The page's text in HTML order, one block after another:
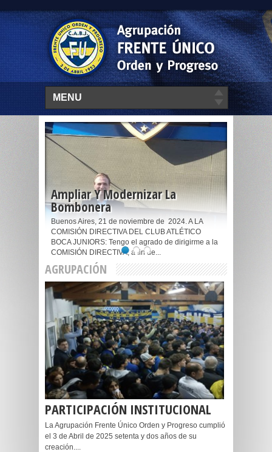
MENU
Ampliar Y Modernizar La
Bombonera
Buenos Aires, 21 de noviembre de 2024. A LA
COMISIÓN DIRECTIVA DEL CLUB ATLÉTICO
BOCA JUNIORS: Tengo el agrado de dirigirme a la
COMISIÓN DIRECTIVA, a fin de...
AGRUPACIÓN
PARTICIPACIÓN INSTITUCIONAL
La Agrupación Frente Único Orden y Progreso cumplió
el 3 de Abril de 2025 setenta y dos años de su
creación....